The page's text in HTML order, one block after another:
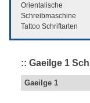
Orientalische
Schreibmaschine
Tattoo Schriftarten
:: Gaeilge 1
Gaeilge 1